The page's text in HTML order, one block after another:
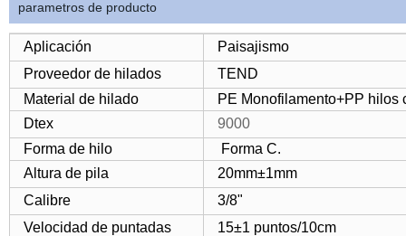
parametros de producto
Aplicación
Paisajismo
Proveedor de hilados
TEND
Material de hilado
PE Monofilamento+PP hilos
Dtex
9000
Forma de hilo
Forma C.
Altura de pila
20mm±1mm
Calibre
3/8"
Velocidad de puntadas
15±1 puntos/10cm